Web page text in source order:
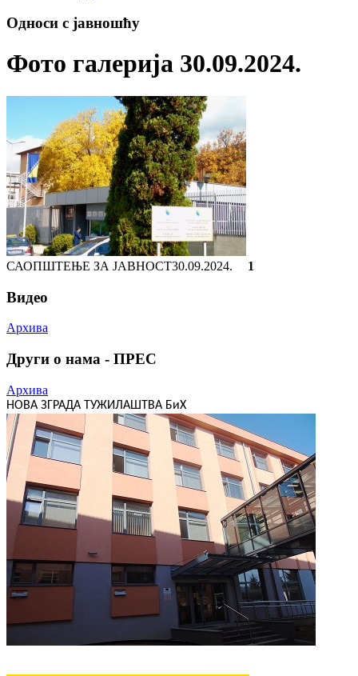
Односи с јавношћу
Фото галерија 30.09.2024.
САОПШТЕЊЕ ЗА ЈАВНОСТ30.09.2024. 1
Видео
Архива
Други о нама - ПРЕС
Архива
НОВА ЗГРАДА ТУЖИЛАШТВА БиХ